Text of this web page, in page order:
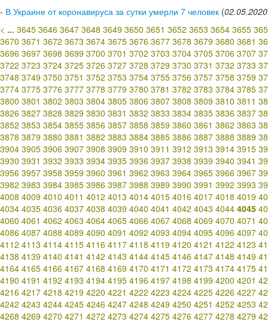
- В Украине от коронавируса за сутки умерли 7 человек (02.05.2020
< ... 3645 3646 3647 3648 3649 3650 3651 3652 3653 3654 3655
3670 3671 3672 3673 3674 3675 3676 3677 3678 3679 3680 3681
3696 3697 3698 3699 3700 3701 3702 3703 3704 3705 3706 3707
3722 3723 3724 3725 3726 3727 3728 3729 3730 3731 3732 3733
3748 3749 3750 3751 3752 3753 3754 3755 3756 3757 3758 3759
3774 3775 3776 3777 3778 3779 3780 3781 3782 3783 3784 3785
3800 3801 3802 3803 3804 3805 3806 3807 3808 3809 3810 3811
3826 3827 3828 3829 3830 3831 3832 3833 3834 3835 3836 3837
3852 3853 3854 3855 3856 3857 3858 3859 3860 3861 3862 3863
3878 3879 3880 3881 3882 3883 3884 3885 3886 3887 3888 3889
3904 3905 3906 3907 3908 3909 3910 3911 3912 3913 3914 3915
3930 3931 3932 3933 3934 3935 3936 3937 3938 3939 3940 3941
3956 3957 3958 3959 3960 3961 3962 3963 3964 3965 3966 3967
3982 3983 3984 3985 3986 3987 3988 3989 3990 3991 3992 3993
4008 4009 4010 4011 4012 4013 4014 4015 4016 4017 4018 4019
4034 4035 4036 4037 4038 4039 4040 4041 4042 4043 4044 4045
4060 4061 4062 4063 4064 4065 4066 4067 4068 4069 4070 4071
4086 4087 4088 4089 4090 4091 4092 4093 4094 4095 4096 4097
4112 4113 4114 4115 4116 4117 4118 4119 4120 4121 4122 4123
4138 4139 4140 4141 4142 4143 4144 4145 4146 4147 4148 4149
4164 4165 4166 4167 4168 4169 4170 4171 4172 4173 4174 4175
4190 4191 4192 4193 4194 4195 4196 4197 4198 4199 4200 4201
4216 4217 4218 4219 4220 4221 4222 4223 4224 4225 4226 4227
4242 4243 4244 4245 4246 4247 4248 4249 4250 4251 4252 4253
4268 4269 4270 4271 4272 4273 4274 4275 4276 4277 4278 4279